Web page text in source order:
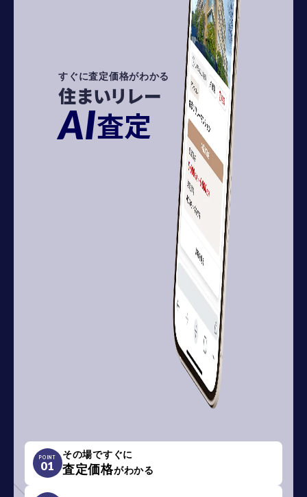
すぐに査定価格がわかる
住まいリレー
AI査定
POINT
01
その場ですぐに
査定価格がわかる